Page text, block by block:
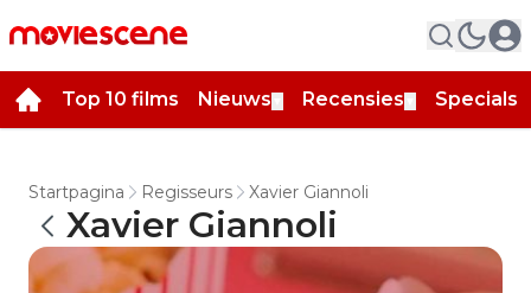
Top 10 films Nieuws Recensies Specials
Startpagina Regisseurs Xavier Giannoli
Xavier Giannoli